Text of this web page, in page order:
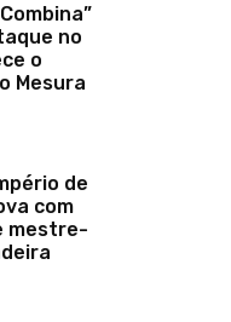
no
o
Mesura
de
com
mestre-